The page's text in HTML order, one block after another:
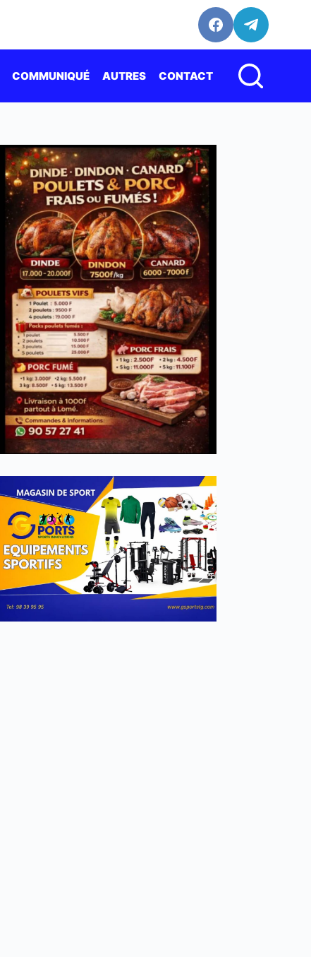
COMMUNIQUÉ AUTRES CONTACT